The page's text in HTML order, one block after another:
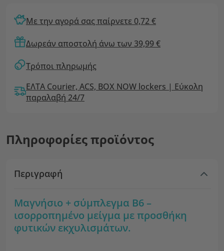
Με την αγορά σας παίρνετε 0,72 €
Δωρεάν αποστολή άνω των 39,99 €
Τρόποι πληρωμής
ΕΛΤΑ Courier, ACS, BOX NOW lockers | Εύκολη
παραλαβή 24/7
Πληροφορίες προϊόντος
Περιγραφή
Μαγνήσιο + σύμπλεγμα Β6 –
ισορροπημένο μείγμα με προσθήκη
φυτικών εκχυλισμάτων.